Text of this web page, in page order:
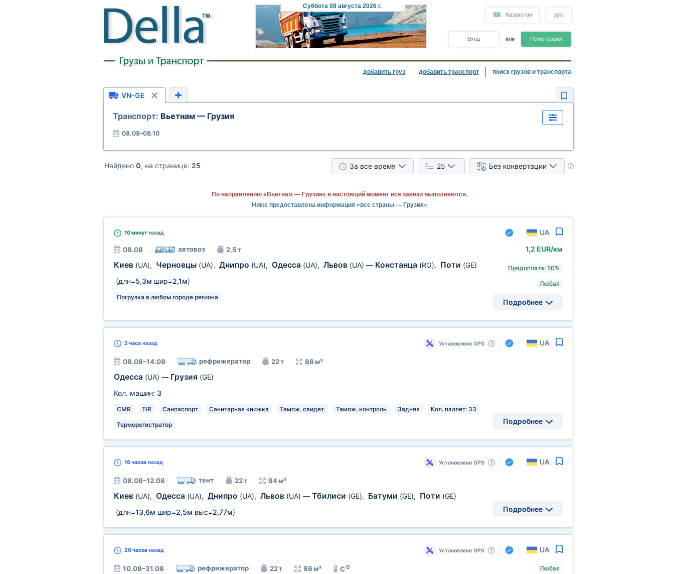
Суббота08 августа 2026 г.
Казахстан рус
Вход или Регистрация
добавить груз добавить транспорт поиск грузов и транспорта
VN-GE
Транспорт: Вьетнам — Грузия
08.08–08.10
Найдено 0, на странице: 25 За все время 25 Без конвертации
По направлению «Вьетнам — Грузия» в настоящий момент все заявки выполняются.
Ниже предоставлена информация «все страны — Грузия»
10 минутназад UA
08.08 автовоз 2,5 т
Киев (UA), Черновцы (UA), Днипро (UA), Одесса (UA), Львов (UA) — Констанца (RO), Поти (GE)
(длн=5,3м шир=2,1м)
Погрузка в любом городе региона
1,2 EUR/км
Предоплата: 50%
Любая
Подробнее
2 часаназад Установлено GPS UA
08.08–14.08 рефрижератор 22 т 86 м³
Одесса (UA) — Грузия (GE)
Кол. машин: 3
CMR TIR Санпаспорт Санитарная книжка Тамож. свидет. Тамож. контроль Задняя Кол. паллет: 33
Терморегистратор Подробнее
16 часовназад Установлено GPS UA
08.08–12.08 тент 22 т 94 м³
Киев (UA), Одесса (UA), Днипро (UA), Львов (UA) — Тбилиси (GE), Батуми (GE), Поти (GE)
(длн=13,6м шир=2,5м выс=2,77м) Подробнее
20 часовназад Установлено GPS UA
10.08–31.08 рефрижератор 22 т 86 м³ C0 Любая